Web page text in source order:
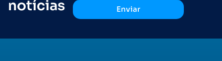
notícias
Enviar